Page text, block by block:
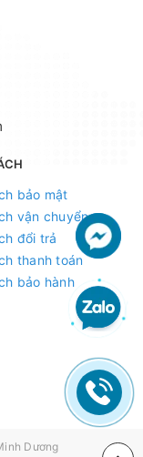
bảo mật
vận chuyển
đổi trả
thanh toán
bảo hành
Dương